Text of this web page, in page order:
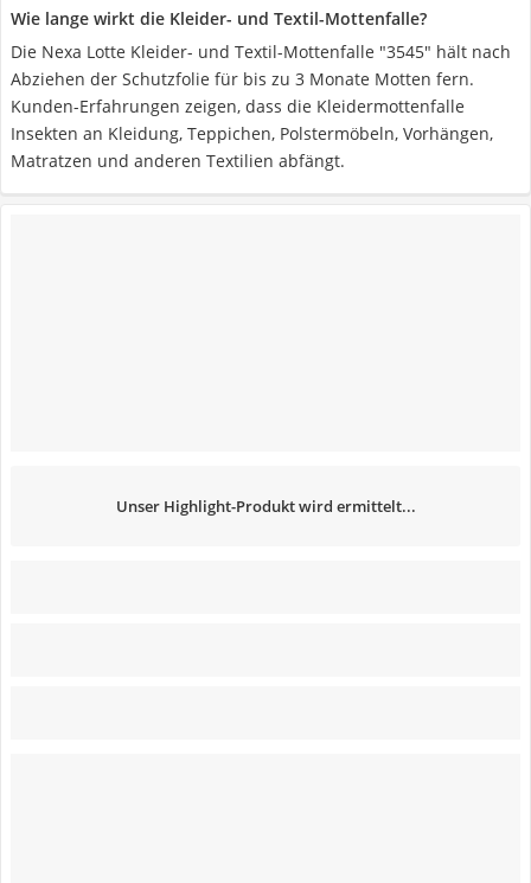
Wie lange wirkt die Kleider- und Textil-Mottenfalle?
Die Nexa Lotte Kleider- und Textil-Mottenfalle "3545" hält nach
Abziehen der Schutzfolie für bis zu 3 Monate Motten fern.
Kunden-Erfahrungen zeigen, dass die Kleidermottenfalle
Insekten an Kleidung, Teppichen, Polstermöbeln, Vorhängen,
Matratzen und anderen Textilien abfängt.
Unser Highlight-Produkt wird ermittelt...